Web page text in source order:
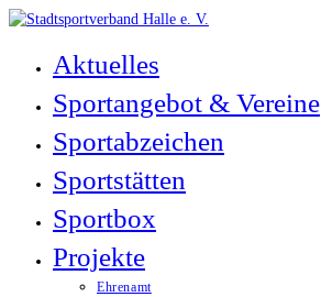
Zum
springenAktuelles
Sportangebot & Vereine
Sportabzeichen
Sportstätten
Sportbox
Projekte
Ehrenamt